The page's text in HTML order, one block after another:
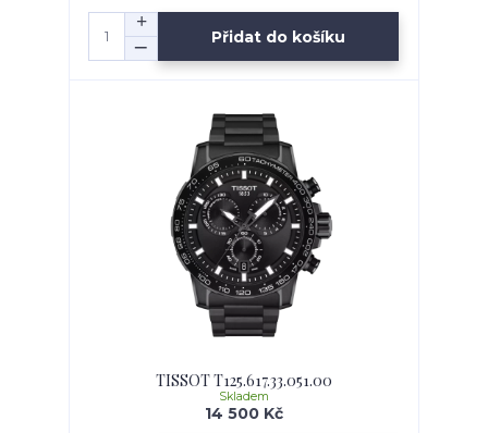
Přidat do košíku
TISSOT T125.617.33.051.00
14 500 Kč
Skladem